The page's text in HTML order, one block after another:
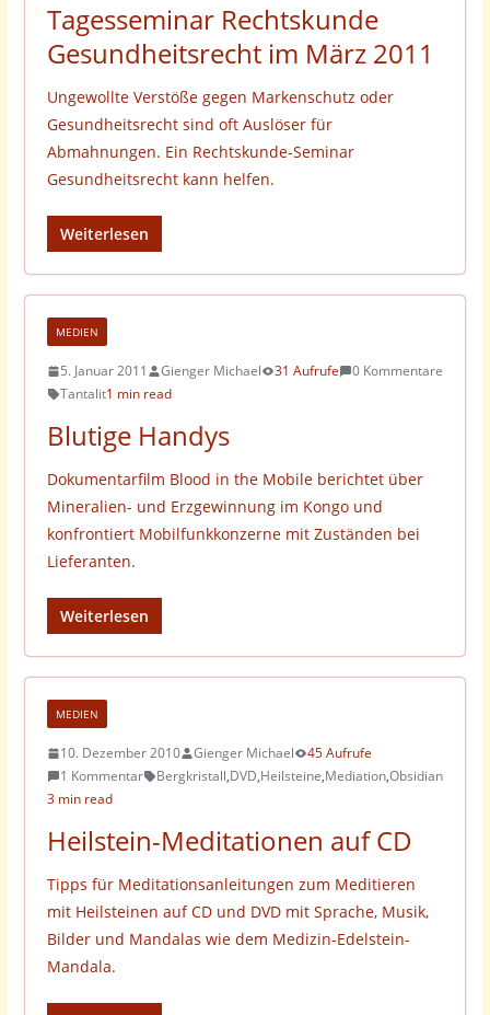
Tagesseminar Rechtskunde
Gesundheitsrecht im März 2011
Ungewollte Verstöße gegen Markenschutz oder
Gesundheitsrecht sind oft Auslöser für
Abmahnungen. Ein Rechtskunde-Seminar
Gesundheitsrecht kann helfen.
Weiterlesen
MEDIEN
5. Januar 2011 Gienger Michael 31 Aufrufe
0 Kommentare
Tantalit1 min read
Blutige Handys
Dokumentarfilm Blood in the Mobile berichtet über
Mineralien- und Erzgewinnung im Kongo und
konfrontiert Mobilfunkkonzerne mit Zuständen bei
Lieferanten.
Weiterlesen
MEDIEN
10. Dezember 2010 Gienger Michael
45 Aufrufe
1 Kommentar
Bergkristall,DVD,Heilsteine,Mediation,Obsidian
3 min read
Heilstein-Meditationen auf CD
Tipps für Meditationsanleitungen zum Meditieren
mit Heilsteinen auf CD und DVD mit Sprache, Musik,
Bilder und Mandalas wie dem Medizin-Edelstein-
Mandala.